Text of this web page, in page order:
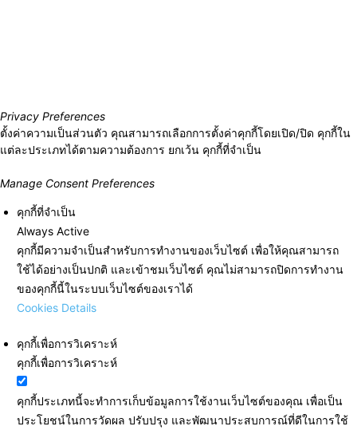
Privacy Preferences
ตั้งค่าความเป็นส่วนตัว คุณสามารถเลือกการตั้งค่าคุกกี้โดยเปิด/ปิด คุกกี้ใน
แต่ละประเภทได้ตามความต้องการ ยกเว้น คุกกี้ที่จำเป็น
Manage Consent Preferences
คุกกี้ที่จำเป็น
Always Active
คุกกี้มีความจำเป็นสำหรับการทำงานของเว็บไซต์ เพื่อให้คุณสามารถ
ใช้ได้อย่างเป็นปกติ และเข้าชมเว็บไซต์ คุณไม่สามารถปิดการทำงาน
ของคุกกี้นี้ในระบบเว็บไซต์ของเราได้
Cookies Details
คุกกี้เพื่อการวิเคราะห์
คุกกี้เพื่อการวิเคราะห์
คุกกี้ประเภทนี้จะทำการเก็บข้อมูลการใช้งานเว็บไซต์ของคุณ เพื่อเป็น
ประโยชน์ในการวัดผล ปรับปรุง และพัฒนาประสบการณ์ที่ดีในการใช้